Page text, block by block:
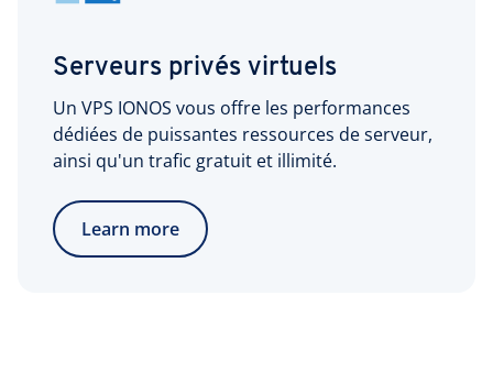
Serveurs privés virtuels
Un VPS IONOS vous offre les performances
dédiées de puissantes ressources de serveur,
ainsi qu'un trafic gratuit et illimité.
Learn more